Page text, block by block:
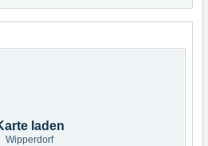
laden
Wipperdorf